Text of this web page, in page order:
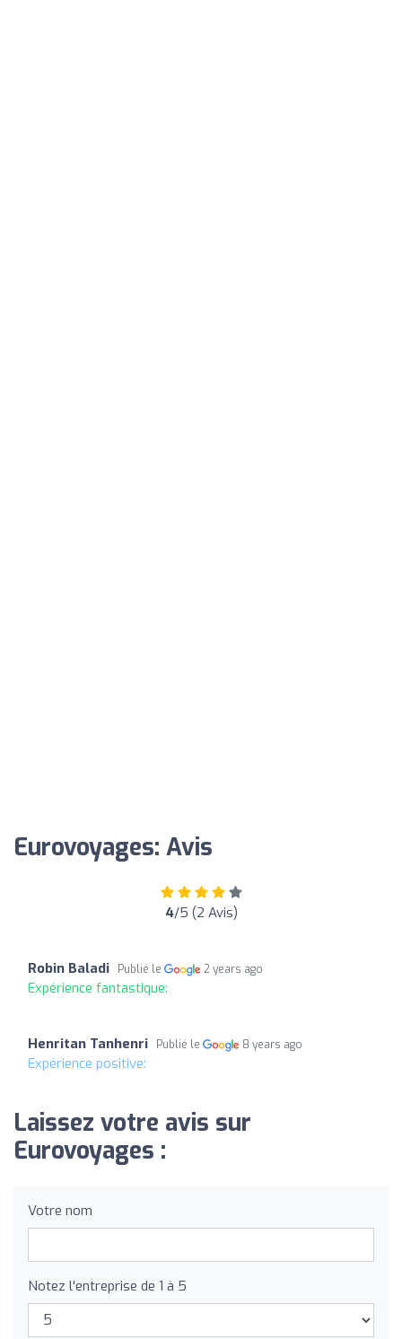
Eurovoyages: Avis
4/5 (2 Avis)
Robin Baladi Publié le 2 years ago
Expérience fantastique:
Henritan Tanhenri Publié le 8 years ago
Expérience positive:
Laissez votre avis sur
Eurovoyages :
Votre nom
Notez l'entreprise de 1 à 5